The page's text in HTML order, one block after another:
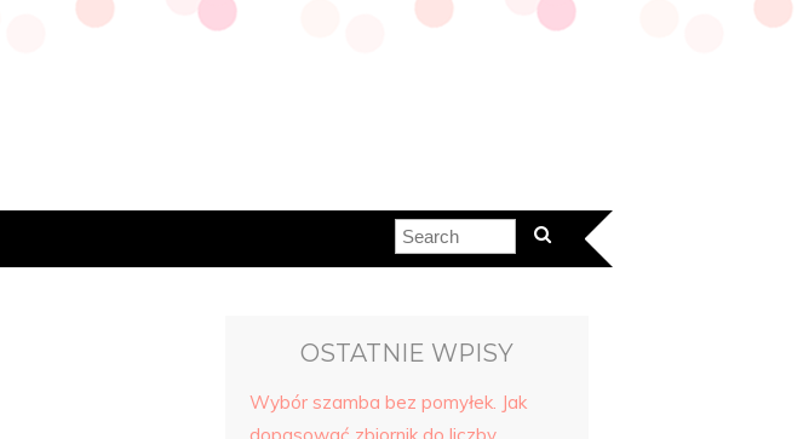
OSTATNIE WPISY
Wybór szamba bez pomyłek. Jak